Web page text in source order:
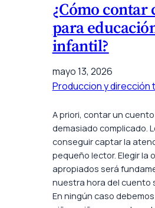
¿Cómo contar
para
infantil?
mayo 13, 2026
Produccion y dirección
A priori, contar un
demasiado complicado.
conseguir captar la
pequeño lector. Elegir la
apropiados será
nuestra hora del cuento
En ningún caso